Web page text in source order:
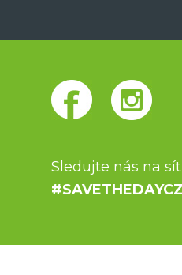
Sledujte nás na
#SAVETHEDAYCZ